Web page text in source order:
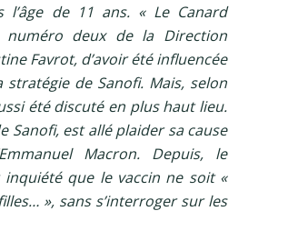
l’âge de 11 ans. « Le Canard
numéro deux de la Direction
Favrot, d’avoir été influencée
de Sanofi. Mais, selon
été discuté en plus haut lieu.
Sanofi, est allé plaider sa cause
Macron. Depuis, le
inquiété que le vaccin ne soit «
», sans s’interroger sur les